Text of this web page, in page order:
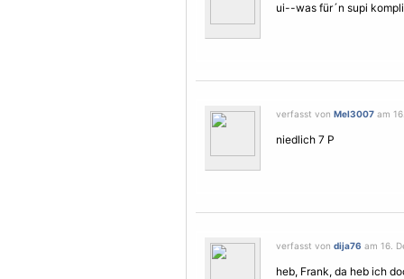
ui--was für´n supi
verfasst von Mel3007 am
niedlich 7 P
verfasst von dija76 am 16.
heb, Frank, da heb ich